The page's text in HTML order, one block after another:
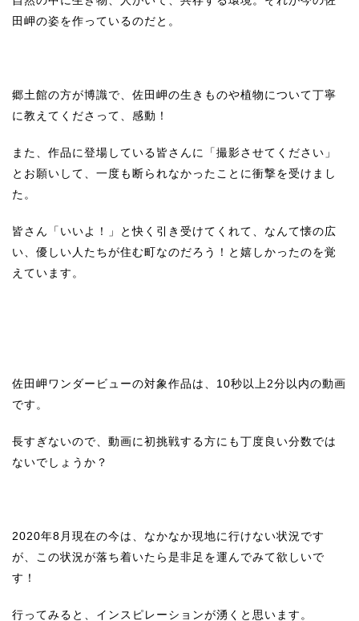
田岬の姿を作っているのだと。
郷土館の方が博識で、佐田岬の生きものや植物について丁寧
に教えてくださって、感動！
また、作品に登場している皆さんに「撮影させてください」
とお願いして、一度も断られなかったことに衝撃を受けまし
た。
皆さん「いいよ！」と快く引き受けてくれて、なんて懐の広
い、優しい人たちが住む町なのだろう！と嬉しかったのを覚
えています。
佐田岬ワンダービューの対象作品は、10秒以上2分以内の動画
です。
長すぎないので、動画に初挑戦する方にも丁度良い分数では
ないでしょうか？
2020年8月現在の今は、なかなか現地に行けない状況です
が、この状況が落ち着いたら是非足を運んでみて欲しいで
す！
行ってみると、インスピレーションが湧くと思います。